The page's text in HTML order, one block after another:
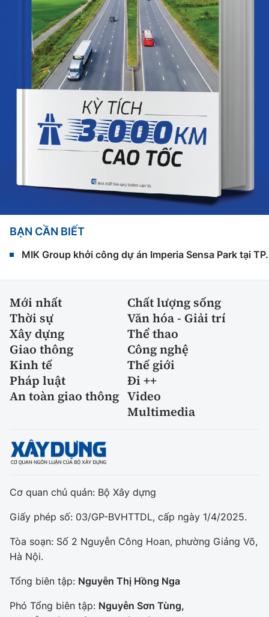
BẠN CẦN BIẾT
MIK Group khởi công dự án Imperia Sensa Park tại
Mới nhất
Chất lượng sống
Thời sự
Văn hóa - Giải trí
Xây dựng
Thể thao
Giao thông
Công nghệ
Kinh tế
Thế giới
Pháp luật
Đi ++
An toàn giao thông Video
Multimedia
Cơ quan chủ quản: Bộ Xây dựng
Giấy phép số: 03/GP-BVHTTDL, cấp ngày 1/4/2025.
Tòa soạn: Số 2 Nguyễn Công Hoan, phường Giảng Võ,
Hà Nội.
Tổng biên tập: Nguyễn Thị Hồng Nga
Phó Tổng biên tập: Nguyễn Sơn Tùng,